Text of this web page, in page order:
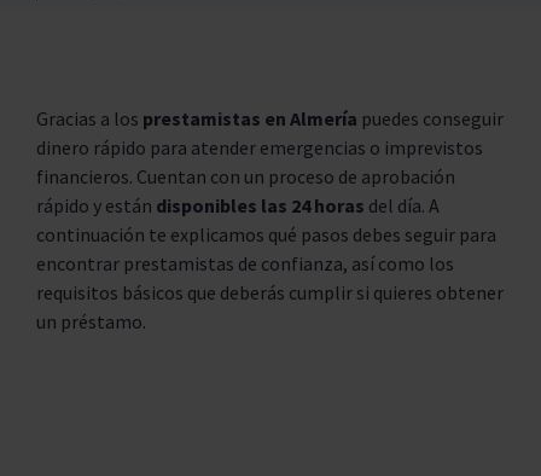
Gracias a los prestamistas en Almería puedes conseguir
dinero rápido para atender emergencias o imprevistos
financieros. Cuentan con un proceso de aprobación
rápido y están disponibles las 24 horas del día. A
continuación te explicamos qué pasos debes seguir para
encontrar prestamistas de confianza, así como los
requisitos básicos que deberás cumplir si quieres obtener
un préstamo.